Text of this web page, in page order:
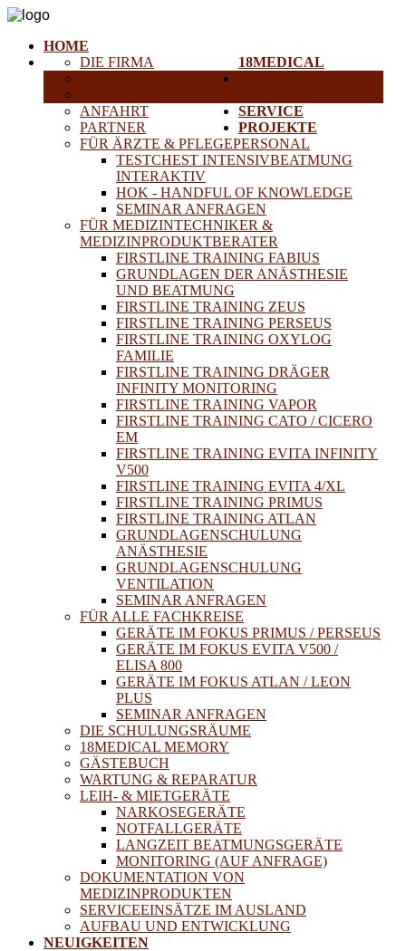
HOME
18MEDICAL
DIE FIRMA
ANFAHRT
PARTNER
FÜR ÄRZTE & PFLEGEPERSONAL
TESTCHEST INTENSIVBEATMUNG
INTERAKTIV
HOK - HANDFUL OF KNOWLEDGE
SEMINAR ANFRAGEN
FÜR MEDIZINTECHNIKER &
MEDIZINPRODUKTBERATER
FIRSTLINE TRAINING FABIUS
GRUNDLAGEN DER ANÄSTHESIE
UND BEATMUNG
FIRSTLINE TRAINING ZEUS
FIRSTLINE TRAINING PERSEUS
FIRSTLINE TRAINING OXYLOG
FAMILIE
FIRSTLINE TRAINING DRÄGER
INFINITY MONITORING
FIRSTLINE TRAINING VAPOR
FIRSTLINE TRAINING CATO / CICERO
EM
FIRSTLINE TRAINING EVITA INFINITY
V500
FIRSTLINE TRAINING EVITA 4/XL
FIRSTLINE TRAINING PRIMUS
FIRSTLINE TRAINING ATLAN
GRUNDLAGENSCHULUNG
ANÄSTHESIE
GRUNDLAGENSCHULUNG
VENTILATION
SEMINAR ANFRAGEN
FÜR ALLE FACHKREISE
GERÄTE IM FOKUS PRIMUS / PERSEUS
GERÄTE IM FOKUS EVITA V500 /
ELISA 800
GERÄTE IM FOKUS ATLAN / LEON
PLUS
SEMINAR ANFRAGEN
DIE SCHULUNGSRÄUME
18MEDICAL MEMORY
GÄSTEBUCH
SERVICE
WARTUNG & REPARATUR
LEIH- & MIETGERÄTE
NARKOSEGERÄTE
NOTFALLGERÄTE
LANGZEIT BEATMUNGSGERÄTE
MONITORING (AUF ANFRAGE)
DOKUMENTATION VON
MEDIZINPRODUKTEN
PROJEKTE
SERVICEEINSÄTZE IM AUSLAND
AUFBAU UND ENTWICKLUNG
NEUIGKEITEN